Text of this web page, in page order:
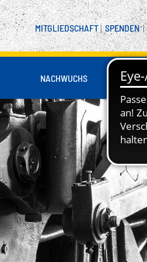
MITGLIEDSCHAFT|SPENDEN|
BREITENSPORT
NACHWUCHS FANS